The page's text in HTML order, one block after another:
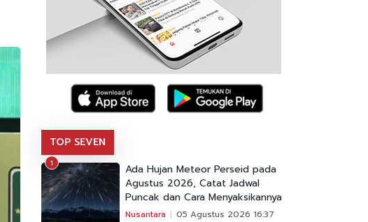
TOP SEVEN
1
Ada Hujan Meteor Perseid pada
Agustus 2026, Catat Jadwal
Puncak dan Cara Menyaksikannya
Nusantara 05 Agustus 2026 16:37